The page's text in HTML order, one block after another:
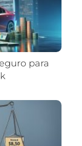
para